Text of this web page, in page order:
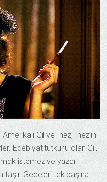
Gil ve Inez, Inez’in
Edebiyat tutkunu olan Gil,
istemez ve yazar
taşır. Geceleri tek başına